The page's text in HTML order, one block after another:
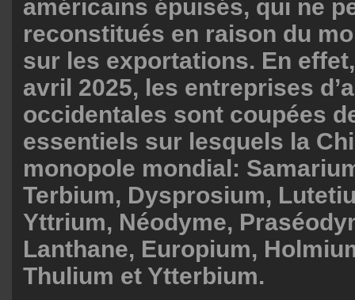
américains épuisés, qui ne
reconstitués en raison du
sur les exportations. En
avril 2025, les entreprises
occidentales sont coupées
essentiels sur lesquels la
monopole mondial:
Terbium, Dysprosium,
Yttrium, Néodyme,
Lanthane, Europium,
Thulium et Ytterbium.